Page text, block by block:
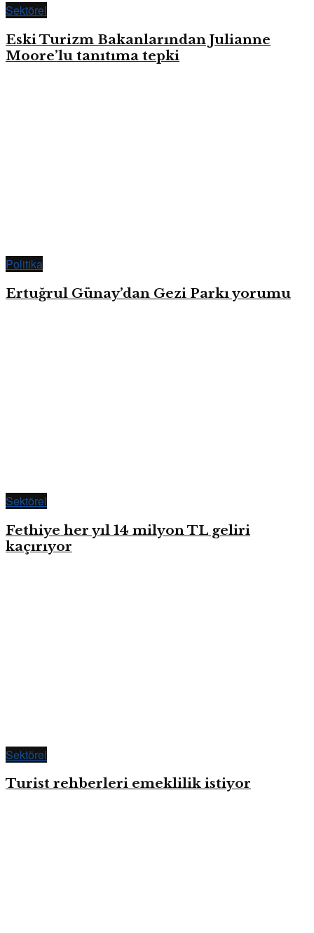
Sektörel
Eski Turizm Bakanlarından Julianne
Moore’lu tanıtıma tepki
Politika
Ertuğrul Günay’dan Gezi Parkı yorumu
Sektörel
Fethiye her yıl 14 milyon TL geliri
kaçırıyor
Sektörel
Turist rehberleri emeklilik istiyor